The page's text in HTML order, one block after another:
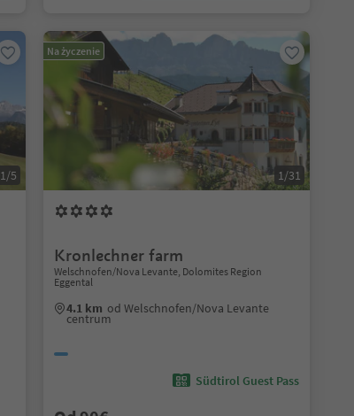
1/5
Na życzenie
1/31
Kronlechner farm
Welschnofen/Nova Levante, Dolomites Region
Eggental
4.1 km od Welschnofen/Nova Levante
centrum
Südtirol Guest Pass